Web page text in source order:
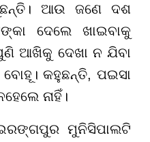
ଆଉ ଜଣେ ଦଶ
ଦେଲେ ଖାଇବାକୁ
ଆଖିକୁ ଦେଖା ନ ଯିବା
ବୋହୂ। କହୁଛନ୍ତି, ପଇସା
ନାହିଁ।
ମୁନିସିପାଲଟି